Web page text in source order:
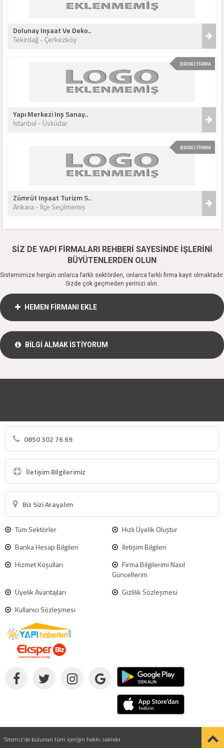
Dolunay Inşaat Ve Deko..
Tekirdağ - Çerkezköy
BRONZ FİRMA
Yapı Merkezi Inş Sanay..
İstanbul - Üsküdar
BRONZ FİRMA
Zümrüt Inşaat Turizm S..
Ankara - İlçe Seçilmemiş
SİZ DE YAPI FİRMALARI REHBERİ SAYESİNDE İŞLERİNİ
BÜYÜTENLERDEN OLUN
Sistemimize hergün onlarca farklı sektörden, onlarca farklı firma kayıt olmaktadır.
Sizde çok geçmeden yerinizi alın.
HEMEN FİRMANI EKLE
BİLGİ ALMAK İSTİYORUM
0850 302 76 69
İletişim Bilgilerimiz
Biz Sizi Arayalım
Tüm Sektörler
Hızlı Üyelik Oluştur
Banka Hesap Bilgileri
İletişim Bilgileri
Hizmet Koşulları
Firma Bilgilerimi Nasıl
Güncellerim
Üyelik Avantajları
Gizlilik Sözleşmesi
Kullanıcı Sözleşmesi
Sitemiz'de bulunan tüm içeriğin hakkı saklıdır